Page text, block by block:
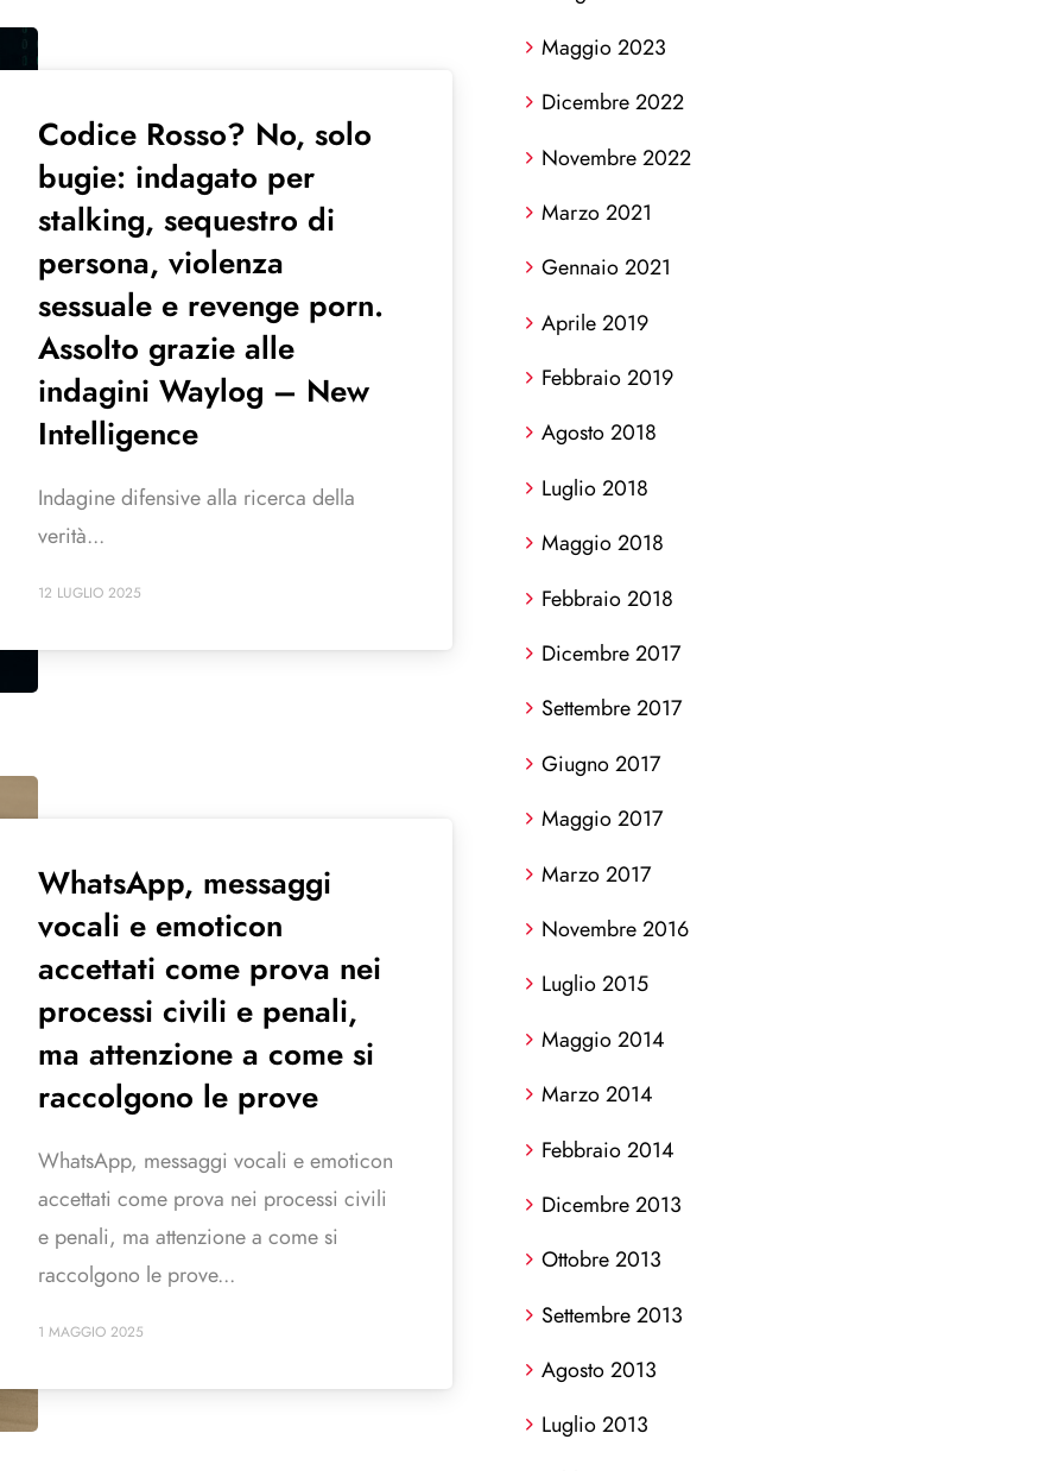
Codice Rosso? No, solo
bugie: indagato per
stalking, sequestro di
persona, violenza
sessuale e revenge porn.
Assolto grazie alle
indagini Waylog – New
Intelligence
Indagine difensive alla ricerca della
verità...
12 LUGLIO 2025
WhatsApp, messaggi
vocali e emoticon
accettati come prova nei
processi civili e penali,
ma attenzione a come si
raccolgono le prove
WhatsApp, messaggi vocali e emoticon
accettati come prova nei processi civili
e penali, ma attenzione a come si
raccolgono le prove...
1 MAGGIO 2025
Maggio 2023
Dicembre 2022
Novembre 2022
Marzo 2021
Gennaio 2021
Aprile 2019
Febbraio 2019
Agosto 2018
Luglio 2018
Maggio 2018
Febbraio 2018
Dicembre 2017
Settembre 2017
Giugno 2017
Maggio 2017
Marzo 2017
Novembre 2016
Luglio 2015
Maggio 2014
Marzo 2014
Febbraio 2014
Dicembre 2013
Ottobre 2013
Settembre 2013
Agosto 2013
Luglio 2013